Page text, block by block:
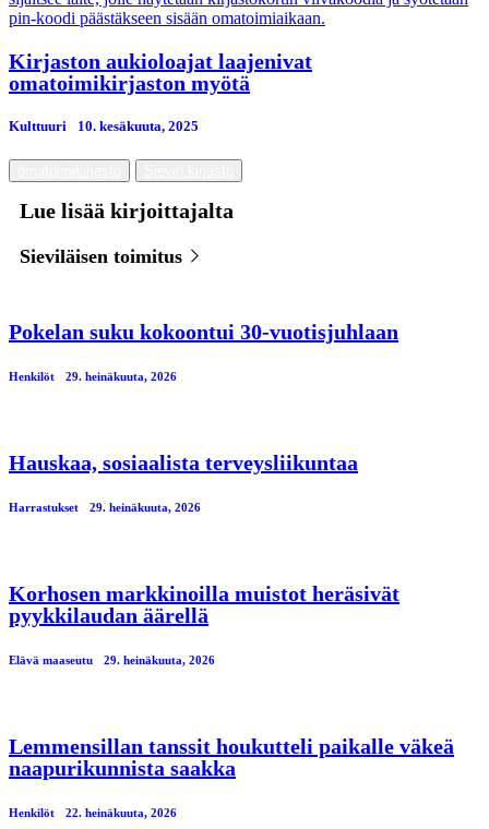
Kirjaston aukioloajat laajenivat
omatoimikirjaston myötä
Kulttuuri 10. kesäkuuta, 2025
Lue lisää kirjoittajalta
Sieviläisen toimitus
Pokelan suku kokoontui 30-vuotisjuhlaan
Henkilöt 29. heinäkuuta, 2026
Hauskaa, sosiaalista terveysliikuntaa
Harrastukset 29. heinäkuuta, 2026
Korhosen markkinoilla muistot heräsivät
pyykkilaudan äärellä
Elävä maaseutu 29. heinäkuuta, 2026
Lemmensillan tanssit houkutteli paikalle väkeä
naapurikunnista saakka
Henkilöt 22. heinäkuuta, 2026